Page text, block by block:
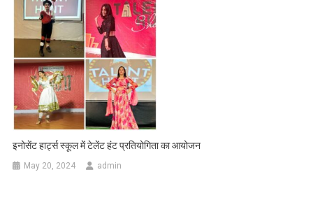
इनोसेंट हार्ट्स स्कूल में टेलेंट हंट प्रतियोगिता का आयोजन
May 20, 2024 admin